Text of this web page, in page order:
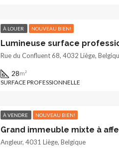
À LOUER NOUVEAU BIEN!
Lumineuse surface
Rue du Confluent 68, 4032 Liège,
28m²
SURFACE PROFESSIONNELLE
À VENDRE NOUVEAU BIEN!
Angleur, 4031 Liège, Belgique